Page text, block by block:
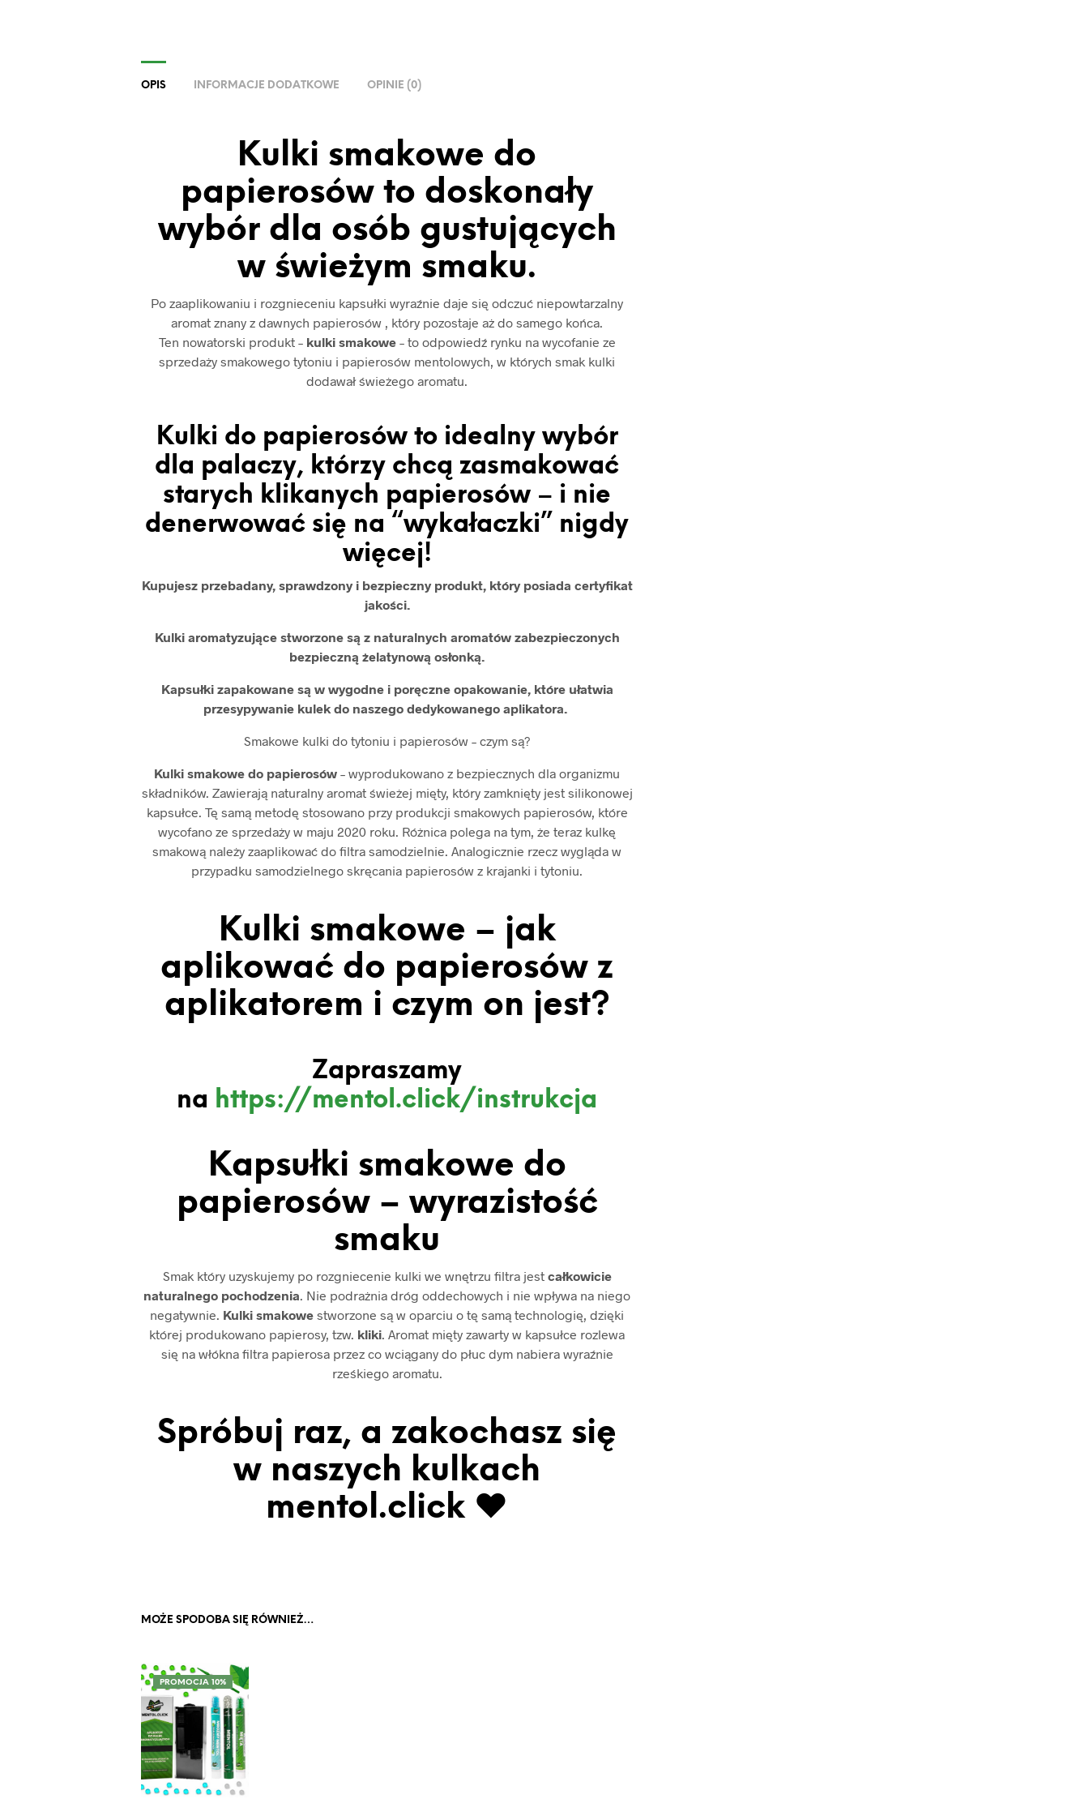
OPIS INFORMACJE DODATKOWE OPINIE (0)
Kulki smakowe do
papierosów to doskonały
wybór dla osób gustujących
w świeżym smaku.
Po zaaplikowaniu i rozgnieceniu kapsułki wyraźnie daje się odczuć niepowtarzalny
aromat znany z dawnych papierosów , który pozostaje aż do samego końca.
Ten nowatorski produkt – kulki smakowe– to odpowiedź rynku na wycofanie ze
sprzedaży smakowego tytoniu i papierosów mentolowych, w których smak kulki
dodawał świeżego aromatu.
Kulki do papierosów to idealny wybór
dla palaczy, którzy chcą zasmakować
starych klikanych papierosów – i nie
denerwować się na “wykałaczki” nigdy
więcej!
Kupujesz przebadany, sprawdzony i bezpieczny produkt, który posiada certyfikat
jakości.
Kulki aromatyzujące stworzone są z naturalnych aromatów zabezpieczonych
bezpieczną żelatynową osłonką.
Kapsułki zapakowane są w wygodne i poręczne opakowanie, które ułatwia
przesypywanie kulek do naszego dedykowanego aplikatora.
Smakowe kulki do tytoniu i papierosów – czym są?
Kulki smakowe do papierosów – wyprodukowano z bezpiecznych dla organizmu
składników. Zawierają naturalny aromat świeżej mięty, który zamknięty jest silikonowej
kapsułce. Tę samą metodę stosowano przy produkcji smakowych papierosów, które
wycofano ze sprzedaży w maju 2020 roku. Różnica polega na tym, że teraz kulkę
smakową należy zaaplikować do filtra samodzielnie. Analogicznie rzecz wygląda w
przypadku samodzielnego skręcania papierosów z krajanki i tytoniu.
Kulki smakowe – jak
aplikować do papierosów z
aplikatorem i czym on jest?
Zapraszamy
na https://mentol.click/instrukcja
Kapsułki smakowe do
papierosów – wyrazistość
smaku
Smak który uzyskujemy po rozgniecenie kulki we wnętrzu filtra jest całkowicie
naturalnego pochodzenia. Nie podrażnia dróg oddechowych i nie wpływa na niego
negatywnie. Kulki smakowe stworzone są w oparciu o tę samą technologię, dzięki
której produkowano papierosy, tzw. kliki. Aromat mięty zawarty w kapsułce rozlewa
się na włókna filtra papierosa przez co wciągany do płuc dym nabiera wyraźnie
rześkiego aromatu.
Spróbuj raz, a zakochasz się
w naszych kulkach
mentol.click ♥
MOŻE SPODOBA SIĘ RÓWNIEŻ…
PROMOCJA 10%